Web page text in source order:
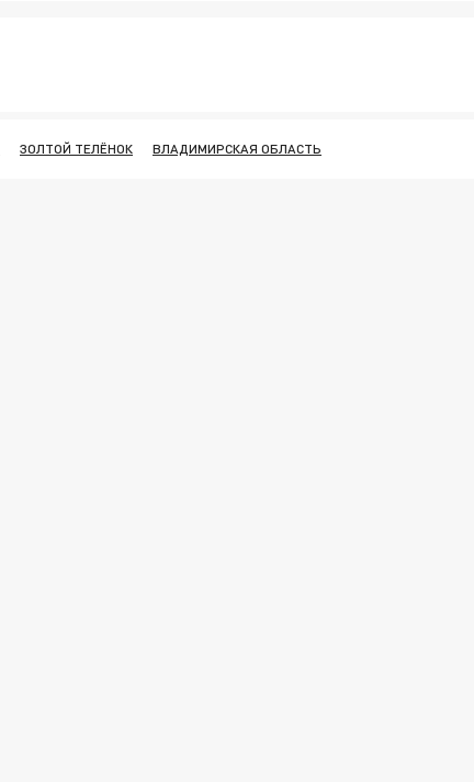
ЗОЛТОЙ ТЕЛЁНОК ВЛАДИМИРСКАЯ ОБЛАСТЬ